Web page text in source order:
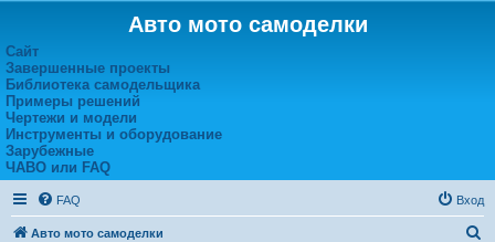
Авто мото самоделки
Сайт
Завершенные проекты
Библиотека самодельщика
Примеры решений
Чертежи и модели
Инструменты и оборудование
Зарубежные
ЧАВО или FAQ
FAQ Вход
Авто мото самоделки